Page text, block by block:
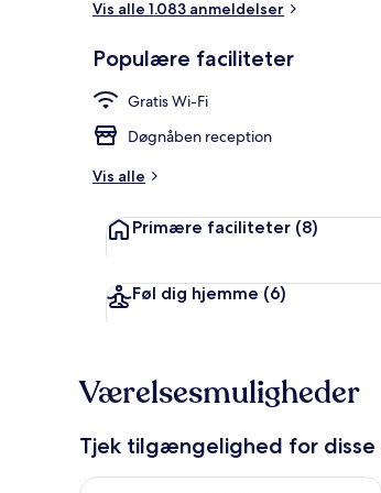
Vis alle 1.083 anmeldelser
Populære faciliteter
Gratis Wi-Fi
Døgnåben reception
Vis alle
Primære faciliteter (8)
Føl dig hjemme (6)
Værelsesmuligheder
Tjek tilgængelighed for
Tjek tilgængelighed for i aften aug. 7 -